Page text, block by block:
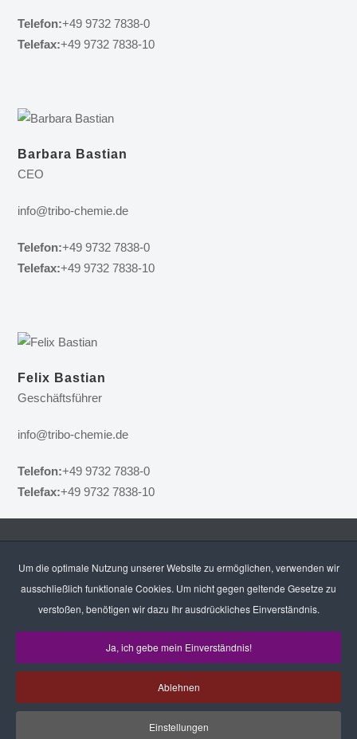
Telefon:+49 9732 7838-0
Telefax:+49 9732 7838-10
Barbara Bastian
CEO
info@tribo-chemie.de
Telefon:+49 9732 7838-0
Telefax:+49 9732 7838-10
Felix Bastian
Geschäftsführer
info@tribo-chemie.de
Telefon:+49 9732 7838-0
Telefax:+49 9732 7838-10
KONTAKTIEREN SIE UNS!
Tribo-Chemie GmbH
Gutenbergstr. 4, 97762 Hammelburg
+49 9732 7838-0
Um die optimale Nutzung unserer Website zu ermöglichen, verwenden wir
ausschließlich funktionale Cookies. Um nicht gegen geltende Gesetze zu
verstoßen, benötigen wir dazu Ihr ausdrückliches Einverständnis.
Ja, ich gebe mein Einverständnis!
Ablehnen
Einstellungen